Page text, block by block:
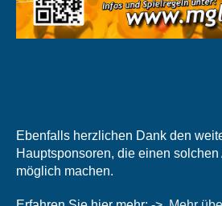
Ebenfalls herzlichen Dank den
Hauptsponsoren, die einen
möglich machen.